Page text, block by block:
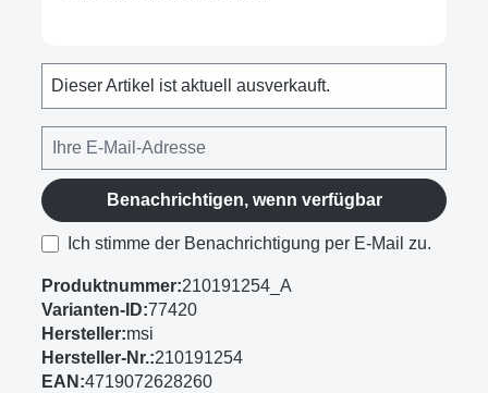
Dieser Artikel ist aktuell ausverkauft.
Benachrichtigen, wenn verfügbar
Ich stimme der Benachrichtigung per E-Mail zu.
Produktnummer:210191254_A
Varianten-ID:77420
Hersteller:msi
Hersteller-Nr.:210191254
EAN:4719072628260